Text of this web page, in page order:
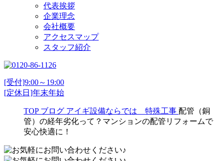
代表挨拶
企業理念
会社概要
アクセスマップ
スタッフ紹介
[受付]9:00～19:00
[定休日]年末年始
TOP ブログ アイギ設備ならでは 特殊工事 配管（銅
管）の経年劣化って？マンションの配管リフォームで
安心快適に！